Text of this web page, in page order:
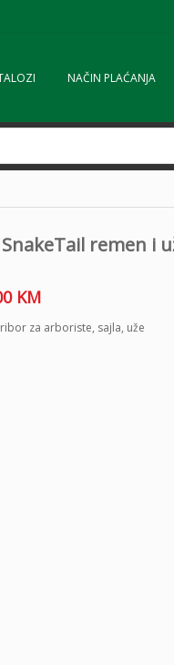
NAČIN PLAĆANJA
remen i
KM
za arboriste, sajla, uže